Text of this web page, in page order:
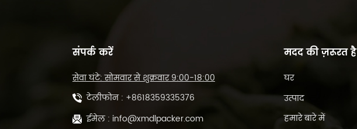
संपर्क करें
सेवा घंटे: सोमवार से शुक्रवार 9:00-18:00
टेलीफोन : +8618359335376
ईमेल : info@xmdlpacker.com
मदद की ज़रूरत है
घर
उत्पाद
हमारे बारे में